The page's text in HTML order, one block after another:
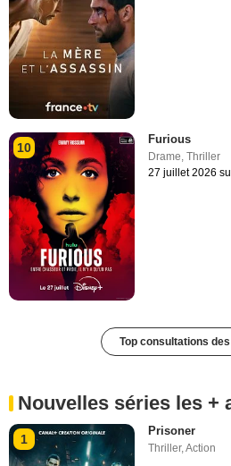
10
Furious
Drame,Thriller
27 juillet 2026
Top consultations
Nouvelles séries les +
1
Prisoner
Thriller,Action